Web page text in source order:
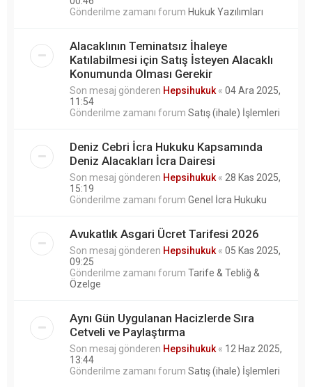
Gönderilme zamanı forum Hukuk Yazılımları
Alacaklının Teminatsız İhaleye
Katılabilmesi için Satış İsteyen Alacaklı
Konumunda Olması Gerekir
Son mesaj gönderen Hepsihukuk « 04 Ara 2025,
11:54
Gönderilme zamanı forum Satış (ihale) İşlemleri
Deniz Cebri İcra Hukuku Kapsamında
Deniz Alacakları İcra Dairesi
Son mesaj gönderen Hepsihukuk « 28 Kas 2025,
15:19
Gönderilme zamanı forum Genel İcra Hukuku
Avukatlık Asgari Ücret Tarifesi 2026
Son mesaj gönderen Hepsihukuk « 05 Kas 2025,
09:25
Gönderilme zamanı forum Tarife & Tebliğ &
Özelge
Aynı Gün Uygulanan Hacizlerde Sıra
Cetveli ve Paylaştırma
Son mesaj gönderen Hepsihukuk « 12 Haz 2025,
13:44
Gönderilme zamanı forum Satış (ihale) İşlemleri